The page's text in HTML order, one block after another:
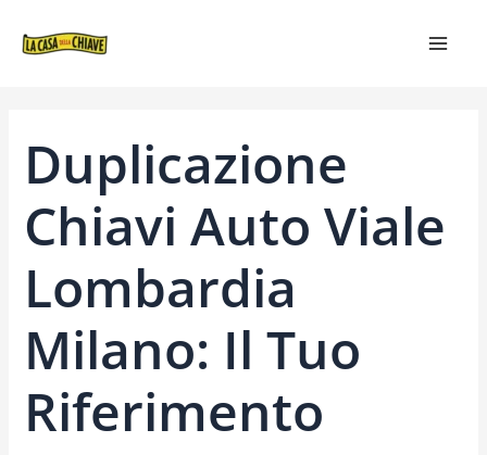
Duplicazione
Chiavi Auto Viale
Lombardia
Milano: Il Tuo
Riferimento
ARTICOLI